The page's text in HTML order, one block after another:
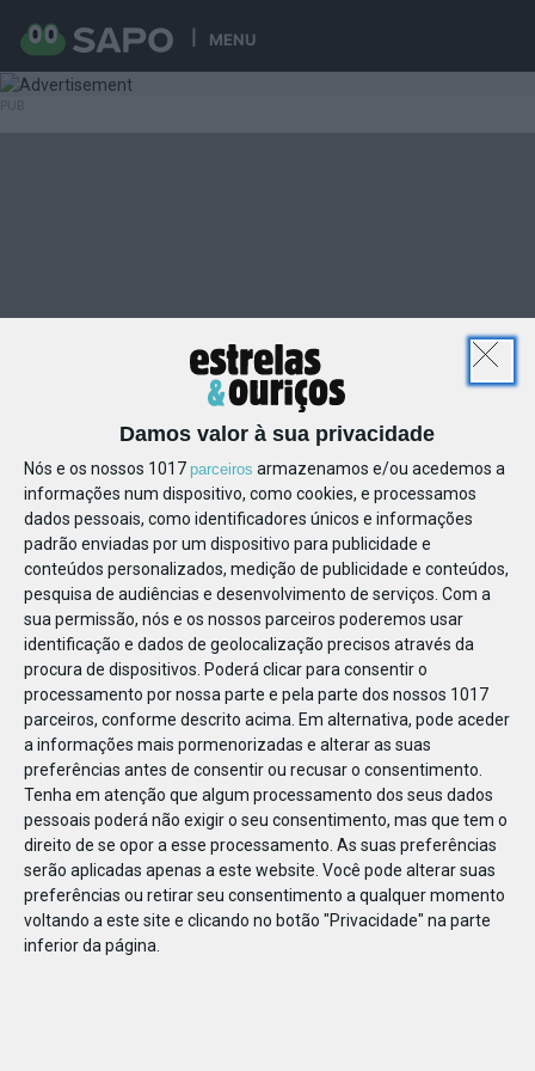
Damos valor à sua privacidade
Nós e os nossos 1017 parceiros armazenamos e/ou acedemos a
informações num dispositivo, como cookies, e processamos
dados pessoais, como identificadores únicos e informações
padrão enviadas por um dispositivo para publicidade e
conteúdos personalizados, medição de publicidade e conteúdos,
pesquisa de audiências e desenvolvimento de serviços. Com a
sua permissão, nós e os nossos parceiros poderemos usar
identificação e dados de geolocalização precisos através da
procura de dispositivos. Poderá clicar para consentir o
processamento por nossa parte e pela parte dos nossos 1017
parceiros, conforme descrito acima. Em alternativa, pode aceder
a informações mais pormenorizadas e alterar as suas
preferências antes de consentir ou recusar o consentimento.
Tenha em atenção que algum processamento dos seus dados
pessoais poderá não exigir o seu consentimento, mas que tem o
direito de se opor a esse processamento. As suas preferências
serão aplicadas apenas a este website. Você pode alterar suas
preferências ou retirar seu consentimento a qualquer momento
voltando a este site e clicando no botão "Privacidade" na parte
inferior da página.
MENU
854911652975112